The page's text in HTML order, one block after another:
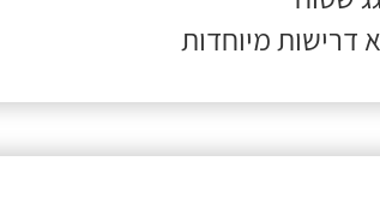
דרישות מיוחדות